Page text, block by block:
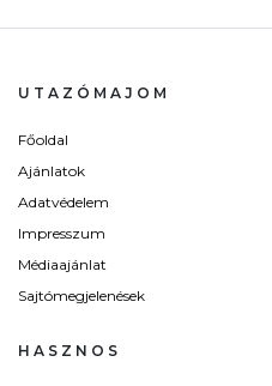
UTAZÓMAJOM
Főoldal
Ajánlatok
Adatvédelem
Impresszum
Médiaajánlat
Sajtómegjelenések
HASZNOS